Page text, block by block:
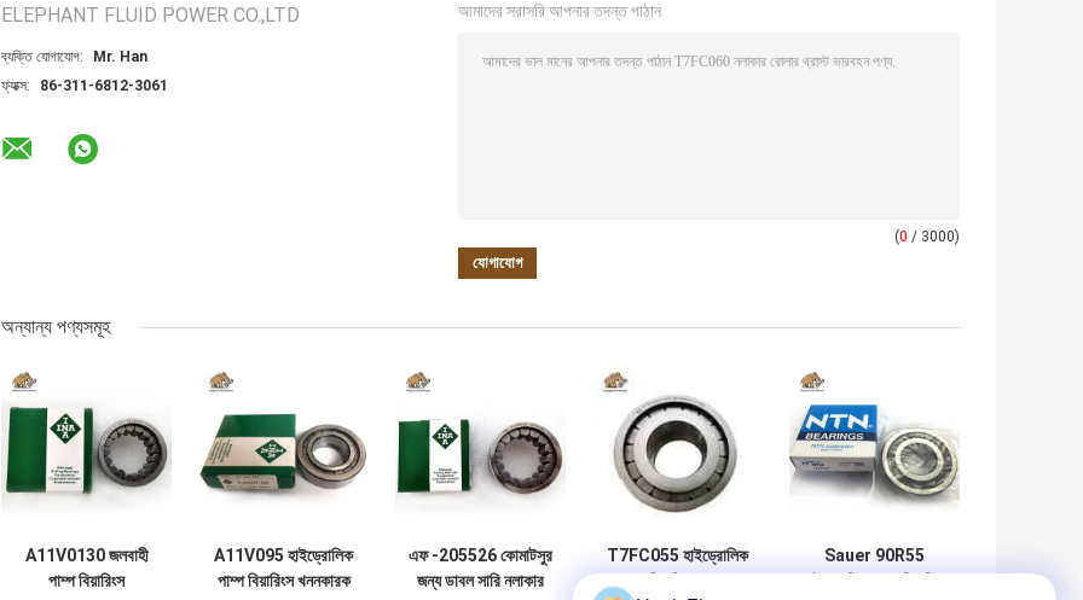
ELEPHANT FLUID POWER CO.,LTD
ব্যক্তি যোগাযোগ:
Mr. Han
ফ্যাক্স:
86-311-6812-3061
আমাদের সরাসরি আপনার তদন্ত পাঠান
(0 / 3000)
অন্যান্য পণ্যসমূহ
A11V0130 জলবাহী
পাম্প বিয়ারিংস
A11V095 হাইড্রোলিক
পাম্প বিয়ারিংস খননকারক
এফ -205526 কোমাটসুর
জন্য ডাবল সারি নলাকার
T7FC055 হাইড্রোলিক
Sauer 90R55